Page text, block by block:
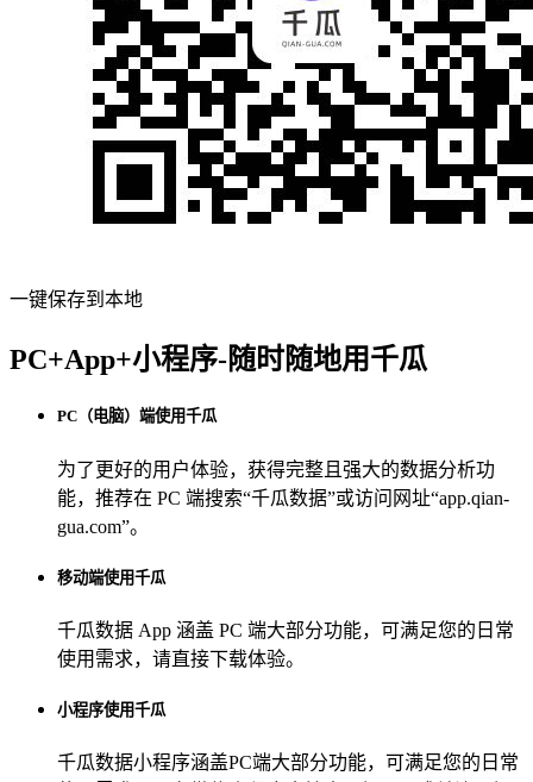
一键保存到本地
PC+App+小程序-随时随地用千瓜
PC（电脑）端使用千瓜
为了更好的用户体验，获得完整且强大的数据分析功
能，推荐在 PC 端搜索“千瓜数据”或访问网址“app.qian-
gua.com”。
移动端使用千瓜
千瓜数据 App 涵盖 PC 端大部分功能，可满足您的日常
使用需求，请直接下载体验。
小程序使用千瓜
千瓜数据小程序涵盖PC端大部分功能，可满足您的日常